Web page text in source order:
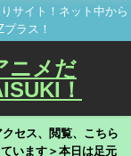
サイト！ネット中から
ラス！
ニメだ
！
セス、閲覧、こちら
います＞本日は足元